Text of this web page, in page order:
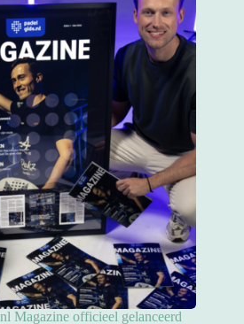
Magazine officieel gelanceerd